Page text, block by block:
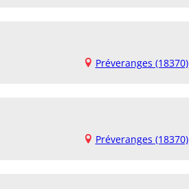
Préveranges (18370)
Préveranges (18370)